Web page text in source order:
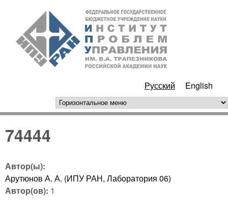
Перейти к основному
содержанию
РАН
Русский English
горизонтальное меню
74444
Автор(ы):
Арутюнов А. А. (ИПУ РАН, Лаборатория 06)
Автор(ов): 1